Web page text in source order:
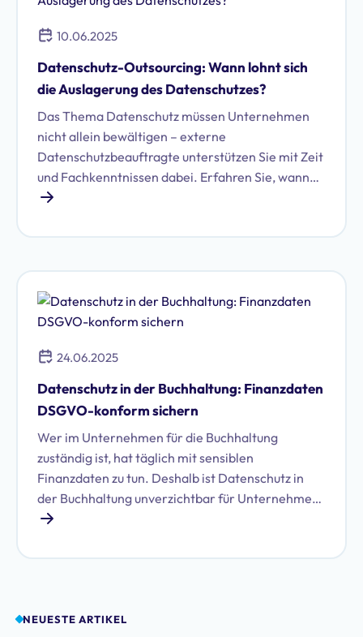
10.06.2025
Datenschutz-Outsourcing: Wann lohnt sich
die Auslagerung des Datenschutzes?
Das Thema Datenschutz müssen Unternehmen
nicht allein bewältigen – externe
Datenschutzbeauftragte unterstützen Sie mit Zeit
und Fachkenntnissen dabei. Erfahren Sie, wann
das Outsourcing von Datenschutzaufgaben
24.06.2025
Datenschutz in der Buchhaltung: Finanzdaten
DSGVO-konform sichern
Wer im Unternehmen für die Buchhaltung
zuständig ist, hat täglich mit sensiblen
Finanzdaten zu tun. Deshalb ist Datenschutz in
der Buchhaltung unverzichtbar für Unternehmen.
Erfahren Sie, wie Sie Finanzdaten auch mit
Buchhaltungsprozesse DSGVO-konform
NEUESTE ARTIKEL